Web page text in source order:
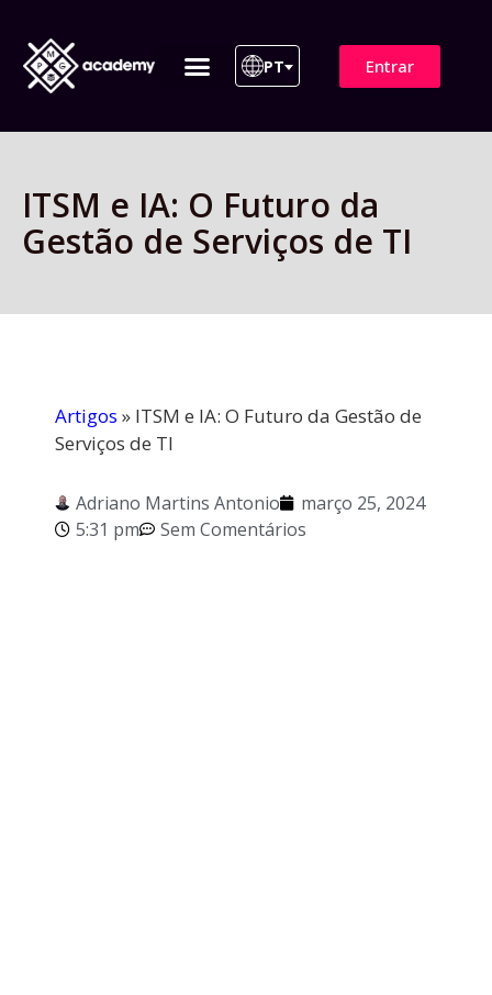
PT Entrar
ITSM e IA: O Futuro da
Gestão de Serviços de TI
Artigos » ITSM e IA: O Futuro da Gestão de
Serviços de TI
Adriano Martins Antonio
março 25, 2024
5:31 pm
Sem Comentários